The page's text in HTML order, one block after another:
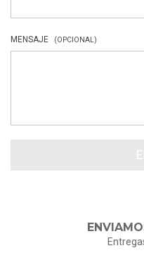
MENSAJE (OPCIONAL)